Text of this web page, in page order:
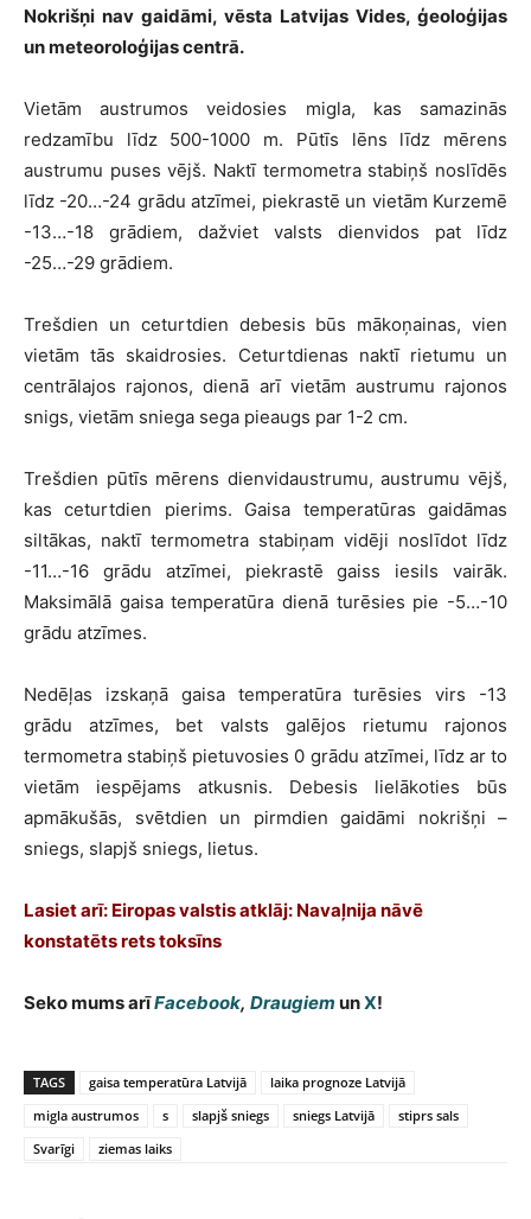
Nokrišņi nav gaidāmi, vēsta Latvijas Vides, ģeoloģijas
un meteoroloģijas centrā.
Vietām austrumos veidosies migla, kas samazinās
redzamību līdz 500-1000 m. Pūtīs lēns līdz mērens
austrumu puses vējš. Naktī termometra stabiņš noslīdēs
līdz -20…-24 grādu atzīmei, piekrastē un vietām Kurzemē
-13…-18 grādiem, dažviet valsts dienvidos pat līdz
-25…-29 grādiem.
Trešdien un ceturtdien debesis būs mākoņainas, vien
vietām tās skaidrosies. Ceturtdienas naktī rietumu un
centrālajos rajonos, dienā arī vietām austrumu rajonos
snigs, vietām sniega sega pieaugs par 1-2 cm.
Trešdien pūtīs mērens dienvidaustrumu, austrumu vējš,
kas ceturtdien pierims. Gaisa temperatūras gaidāmas
siltākas, naktī termometra stabiņam vidēji noslīdot līdz
-11…-16 grādu atzīmei, piekrastē gaiss iesils vairāk.
Maksimālā gaisa temperatūra dienā turēsies pie -5…-10
grādu atzīmes.
Nedēļas izskaņā gaisa temperatūra turēsies virs -13
grādu atzīmes, bet valsts galējos rietumu rajonos
termometra stabiņš pietuvosies 0 grādu atzīmei, līdz ar to
vietām iespējams atkusnis. Debesis lielākoties būs
apmākušās, svētdien un pirmdien gaidāmi nokrišņi –
sniegs, slapjš sniegs, lietus.
Lasiet arī: Eiropas valstis atklāj: Navaļnija nāvē
konstatēts rets toksīns
Seko mums arīFacebook, Draugiem unX!
TAGS gaisa temperatūra Latvijā
laika prognoze Latvijā
migla austrumos
s slapjš sniegs sniegs Latvijā
stiprs sals
Svarīgi
ziemas laiks